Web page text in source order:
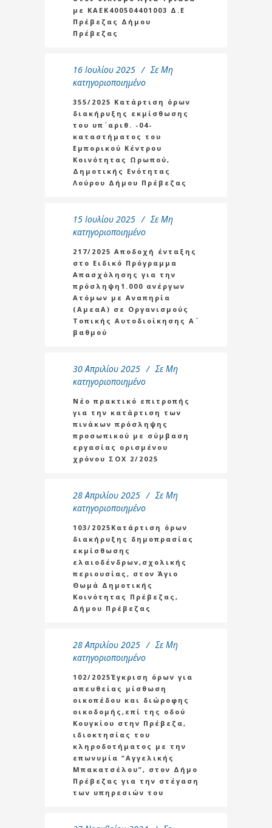
με ΚΑΕΚ400504401003 Δ.Ε
Πρέβεζας Δήμου
Πρέβεζας
16 Ιουλίου 2025 Σε Μη
κατηγοριοποιημένο
355/2025 Κατάρτιση όρων
διακήρυξης εκμίσθωσης
του υπ΄ αριθ. -04-
καταστήματος του
Εμπορικού Κέντρου
Κοινότητας Ωρωπού,
Δημοτικής Ενότητας
Λούρου Δήμου Πρέβεζας
15 Ιουλίου 2025 Σε Μη
κατηγοριοποιημένο
217/2025 Αποδοχή ένταξης
στο Ειδικό Πρόγραμμα
Απασχόλησης για την
πρόσληψη1.000 ανέργων
Ατόμων με Αναπηρία
(ΑμεαΑ) σε Οργανισμούς
Τοπικής Αυτοδιοίκησης Α΄
βαθμού
30 Απριλίου 2025 Σε Μη
κατηγοριοποιημένο
Νέο πρακτικό επιτροπής
για την κατάρτιση των
πινάκων πρόσληψης
προσωπικού με σύμβαση
εργασίας ορισμένου
χρόνου ΣΟΧ 2/2025
28 Απριλίου 2025 Σε Μη
κατηγοριοποιημένο
103/2025Κατάρτιση όρων
διακήρυξης δημοπρασίας
εκμίσθωσης
ελαιοδένδρων,σχολικής
περιουσίας, στον Άγιο
Θωμά Δημοτικής
Κοινότητας Πρέβεζας,
Δήμου Πρέβεζας
28 Απριλίου 2025 Σε Μη
κατηγοριοποιημένο
102/2025Έγκριση όρων για
απευθείας μίσθωση
οικοπέδου και διώροφης
οικοδομής,επί της οδού
Κουγκίου στην Πρέβεζα,
ιδιοκτησίας του
κληροδοτήματος με την
επωνυμία “Αγγελικής
Μπακατσέλου”, στον Δήμο
Πρέβεζας για την στέγαση
των υπηρεσιών του